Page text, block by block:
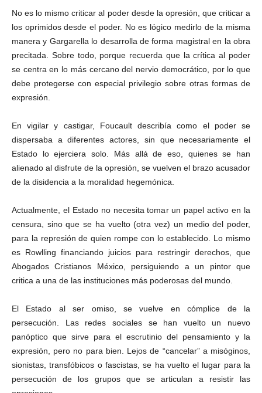
No es lo mismo criticar al poder desde la opresión, que criticar a
los oprimidos desde el poder. No es lógico medirlo de la misma
manera y Gargarella lo desarrolla de forma magistral en la obra
precitada. Sobre todo, porque recuerda que la crítica al poder
se centra en lo más cercano del nervio democrático, por lo que
debe protegerse con especial privilegio sobre otras formas de
expresión.
En vigilar y castigar, Foucault describía como el poder se
dispersaba a diferentes actores, sin que necesariamente el
Estado lo ejerciera solo. Más allá de eso, quienes se han
alienado al disfrute de la opresión, se vuelven el brazo acusador
de la disidencia a la moralidad hegemónica.
Actualmente, el Estado no necesita tomar un papel activo en la
censura, sino que se ha vuelto (otra vez) un medio del poder,
para la represión de quien rompe con lo establecido. Lo mismo
es Rowlling financiando juicios para restringir derechos, que
Abogados Cristianos México, persiguiendo a un pintor que
critica a una de las instituciones más poderosas del mundo.
El Estado al ser omiso, se vuelve en cómplice de la
persecución. Las redes sociales se han vuelto un nuevo
panóptico que sirve para el escrutinio del pensamiento y la
expresión, pero no para bien. Lejos de “cancelar” a misóginos,
sionistas, transfóbicos o fascistas, se ha vuelto el lugar para la
persecución de los grupos que se articulan a resistir las